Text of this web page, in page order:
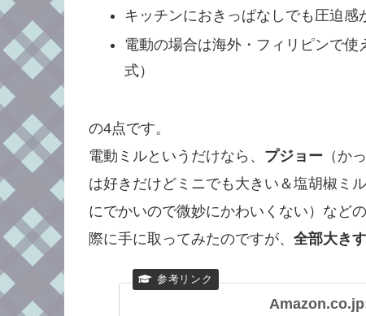
キッチンにおきっぱなしでも圧迫感
電動の場合は海外・フィリピンで
式）
の4点です。
電動ミルというだけなら、 プジョー （か
は好きだけどミニでも大きい＆塩胡椒ミ
にでかいので微妙にかわいくない）など
際に手に取ってみたのですが、 全部大き